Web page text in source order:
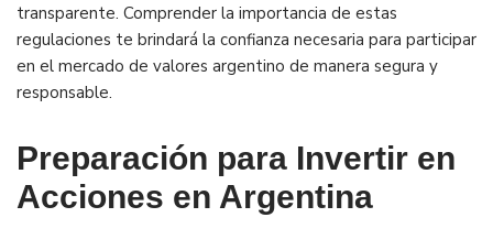
transparente. Comprender la importancia de estas
regulaciones te brindará la confianza necesaria para participar
en el mercado de valores argentino de manera segura y
responsable.
Preparación para Invertir en
Acciones en Argentina